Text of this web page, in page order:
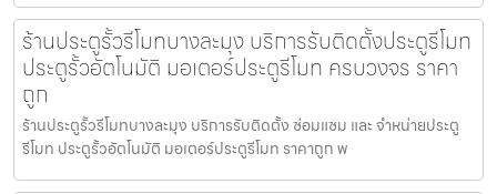
ร้านประตูรั้วรีโมทบางละมุง บริการรับติดตั้งประตูรีโมท
ประตูรั้วอัตโนมัติ มอเตอร์ประตูรีโมท ครบวงจร ราคา
ถูก
ร้านประตูรั้วรีโมทบางละมุง บริการรับติดตั้ง ซ่อมแซม และ จำหน่ายประตู
รีโมท ประตูรั้วอัตโนมัติ มอเตอร์ประตูรีโมท ราคาถูก พ